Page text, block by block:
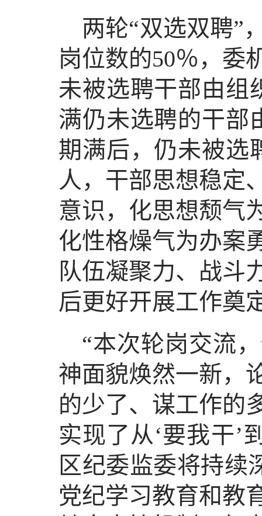
两轮“双选双聘”
岗位数的50％，委
未被选聘干部由组
满仍未选聘的干部
期满后，仍未被选
人，干部思想稳定
意识，化思想颓气
化性格燥气为办案
队伍凝聚力、战斗
后更好开展工作奠
“本次轮岗交流
神面貌焕然一新，
的少了、谋工作的
实现了从‘要我干’
区纪委监委将持续
党纪学习教育和教